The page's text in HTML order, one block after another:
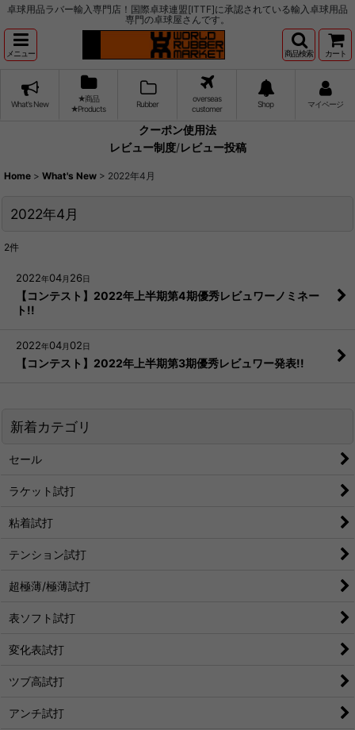
卓球用品ラバー輸入専門店！国際卓球連盟[ITTF]に承認されている輸入卓球用品
専門の卓球屋さんです。
メニュー 商品検索 カート
What's New
★商品
★Products
Rubber
overseas
customer
Shop マイページ
クーポン使用法
レビュー制度/レビュー投稿
Home > What's New > 2022年4月
2022年4月
2件
2022年04月 26日
【コンテスト】2022年上半期第4期優秀レビュワーノミネー
ト!!
2022年04月 02日
【コンテスト】2022年上半期第3期優秀レビュワー発表!!
新着カテゴリ
セール
ラケット試打
粘着試打
テンション試打
超極薄/極薄試打
表ソフト試打
変化表試打
ツブ高試打
アンチ試打